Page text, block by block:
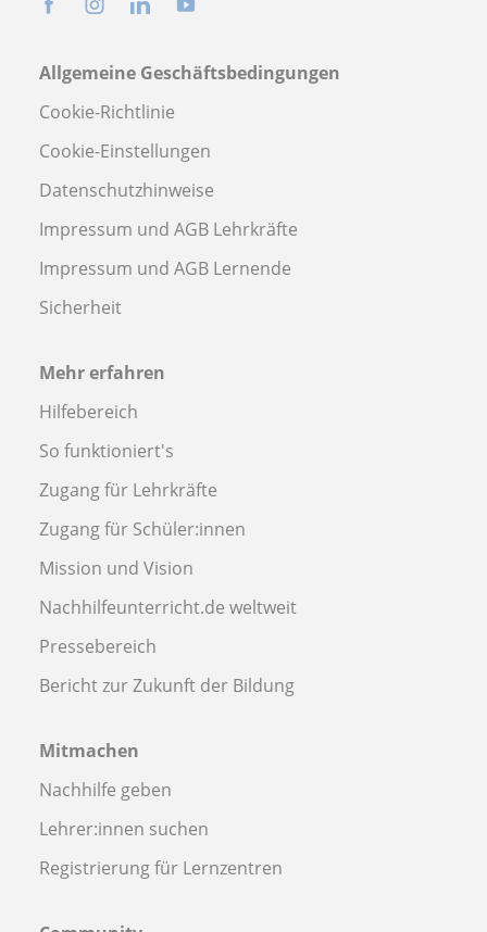
Allgemeine Geschäftsbedingungen
Cookie-Richtlinie
Cookie-Einstellungen
Datenschutzhinweise
Impressum und AGB Lehrkräfte
Impressum und AGB Lernende
Sicherheit
Mehr erfahren
Hilfebereich
So funktioniert's
Zugang für Lehrkräfte
Zugang für Schüler:innen
Mission und Vision
Nachhilfeunterricht.de weltweit
Pressebereich
Bericht zur Zukunft der Bildung
Mitmachen
Nachhilfe geben
Lehrer:innen suchen
Registrierung für Lernzentren